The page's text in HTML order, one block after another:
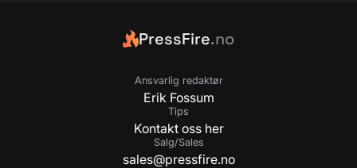
PressFire.no
Ansvarlig redaktør
Erik Fossum
Tips
Kontakt oss her
Salg/Sales
sales@pressfire.no